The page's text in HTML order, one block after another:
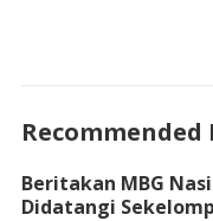
Recommended
Beritakan MBG
Didatangi